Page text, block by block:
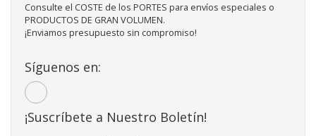
Consulte el COSTE de los PORTES para envíos especiales o
PRODUCTOS DE GRAN VOLUMEN.
¡Enviamos presupuesto sin compromiso!
Síguenos en:
¡Suscríbete a Nuestro Boletín!